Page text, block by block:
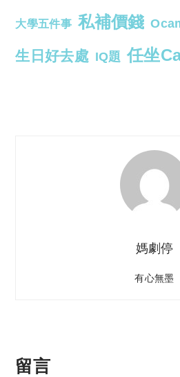
大學五件事 私補價錢
生日好去處 IQ題 任坐
媽劇停
有心無墨
留言